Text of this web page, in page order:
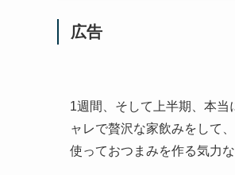
広告
1週間、そして上半期、本
ャレで贅沢な家飲みをして
使っておつまみを作る気力